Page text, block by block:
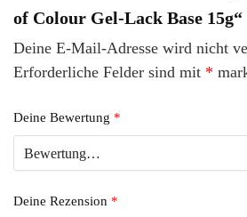
of Colour Gel-Lack Base 15g“
Deine E-Mail-Adresse wird nicht
Erforderliche Felder sind mit *
Deine Bewertung *
Deine Rezension *